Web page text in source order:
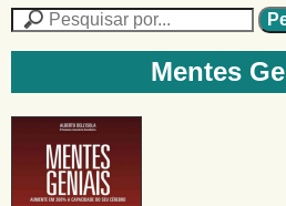
n
h
o
n
e
F
r
e
i
Mentes